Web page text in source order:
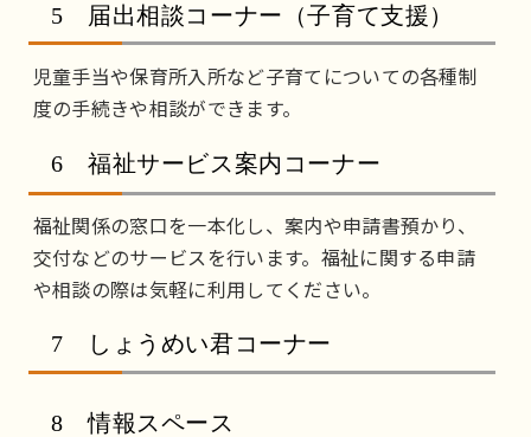
5 届出相談コーナー（子育て支援）
児童手当や保育所入所など子育てについての各種制
度の手続きや相談ができます。
6 福祉サービス案内コーナー
福祉関係の窓口を一本化し、案内や申請書預かり、
交付などのサービスを行います。福祉に関する申請
や相談の際は気軽に利用してください。
7 しょうめい君コーナー
8 情報スペース